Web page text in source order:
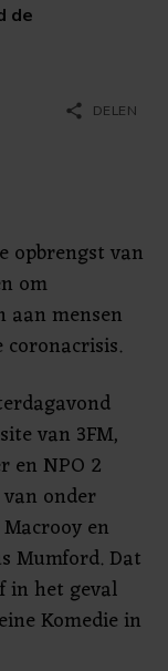
de
share DELEN
opbrengst van
om
aan mensen
van 3FM,
en NPO 2
onder
en
Mumford. Dat
in het geval
Komedie in